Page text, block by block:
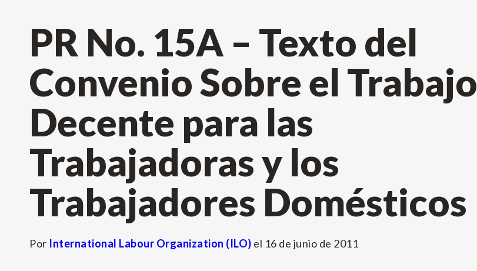
PR No. 15A – Texto del
Convenio Sobre el Trabajo
Decente para las
Trabajadoras y los
Trabajadores Domésticos
Por International Labour Organization (ILO) el 16 de junio de 2011